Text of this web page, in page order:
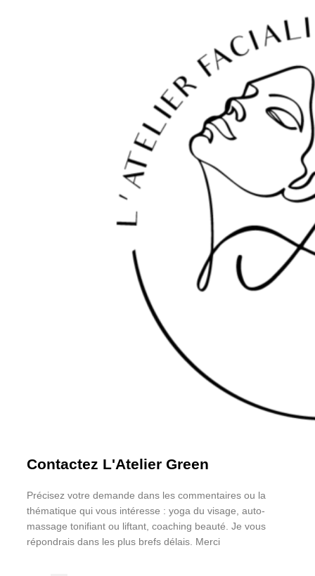
Contactez L'Atelier Green
Précisez votre demande dans les commentaires ou la
thématique qui vous intéresse : yoga du visage, auto-
massage tonifiant ou liftant, coaching beauté. Je vous
répondrais dans les plus brefs délais. Merci